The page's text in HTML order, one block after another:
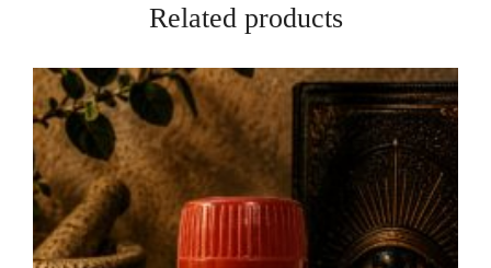
Related products